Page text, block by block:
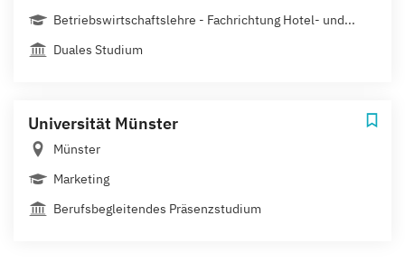
Betriebswirtschaftslehre - Fachrichtung Hotel- und...
Duales Studium
Universität Münster
Münster
Marketing
Berufsbegleitendes Präsenzstudium